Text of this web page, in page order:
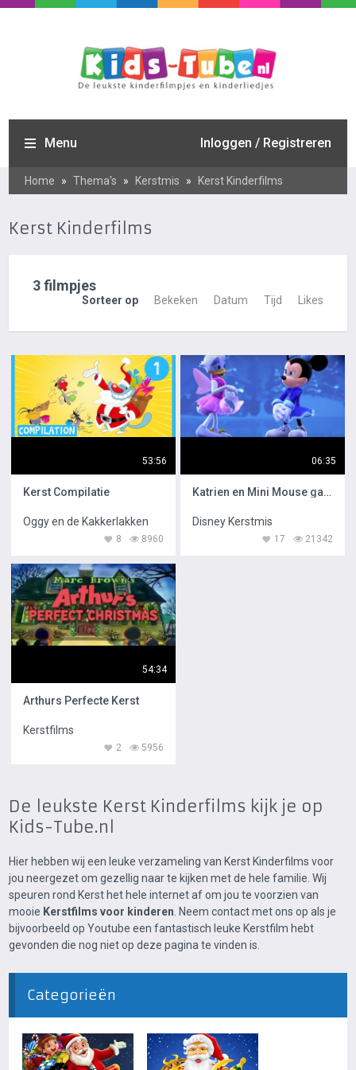
Menu Inloggen / Registreren
Home » Thema's » Kerstmis » Kerst Kinderfilms
Kerst Kinderfilms
3 filmpjes
Sorteer op Bekeken Datum Tijd Likes
53:56
Kerst Compilatie
Oggy en de Kakkerlakken
8960
8
06:35
Katrien en Mini Mouse gaan Schaatsen
Disney Kerstmis
21342
17
54:34
Arthurs Perfecte Kerst
Kerstfilms
5956
2
De leukste Kerst Kinderfilms kijk je op
Kids-Tube.nl
Hier hebben wij een leuke verzameling van Kerst Kinderfilms voor
jou neergezet om gezellig naar te kijken met de hele familie. Wij
speuren rond Kerst het hele internet af om jou te voorzien van
mooie Kerstfilms voor kinderen . Neem contact met ons op als je
bijvoorbeeld op Youtube een fantastisch leuke Kerstfilm hebt
gevonden die nog niet op deze pagina te vinden is.
Categorieën